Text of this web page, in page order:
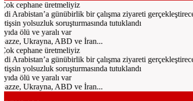
cephane üretmeliyiz
Arabistan’a günübirlik bir çalışma ziyareti gerçekleştirecek
yolsuzluk soruşturmasında tutuklandı
ölü ve yaralı var
Ukrayna, ABD ve İran...
cephane üretmeliyiz
Arabistan’a günübirlik bir çalışma ziyareti gerçekleştirecek
yolsuzluk soruşturmasında tutuklandı
ölü ve yaralı var
Ukrayna, ABD ve İran...